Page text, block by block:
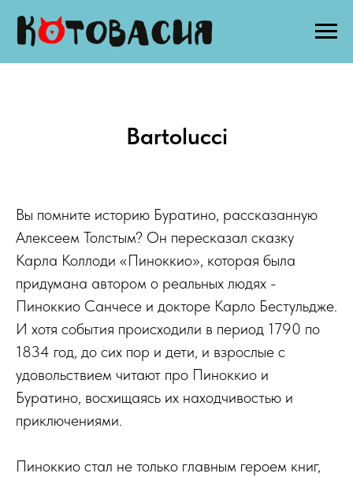
Bartolucci
Вы помните историю Буратино, рассказанную
Алексеем Толстым? Он пересказал сказку
Карла Коллоди «Пиноккио», которая была
придумана автором о реальных людях -
Пиноккио Санчесе и докторе Карло Бестульдже.
И хотя события происходили в период 1790 по
1834 год, до сих пор и дети, и взрослые с
удовольствием читают про Пиноккио и
Буратино, восхищаясь их находчивостью и
приключениями.
Пиноккио стал не только главным героем книг,